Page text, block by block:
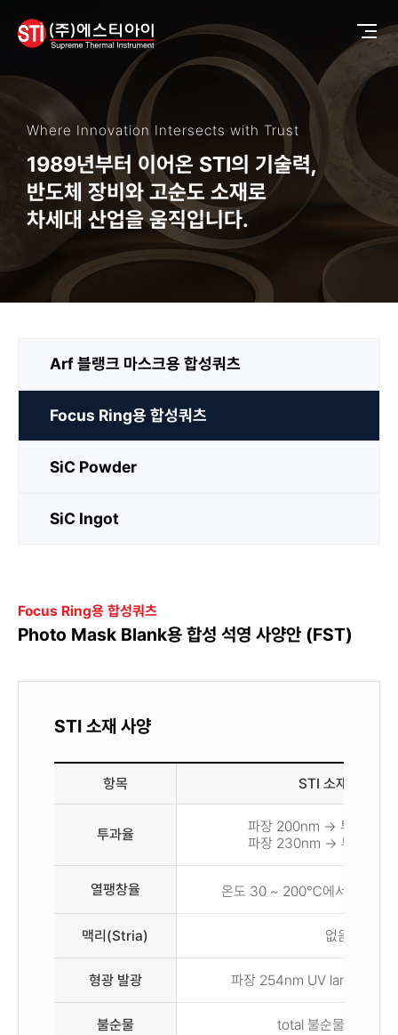
Where Innovation Intersects with Trust
1989년부터 이어온 STI의 기술력,
반도체 장비와 고순도 소재로
차세대 산업을 움직입니다.
Arf 블랭크 마스크용 합성쿼츠
Focus Ring용 합성쿼츠
SiC Powder
SiC Ingot
Focus Ring용 합성쿼츠
Photo Mask Blank용 합성 석영 사양안 (FST)
STI 소재 사양
항목 STI 소재 사양
투과율
파장 200nm → 투과율 :
파장 230nm → 투과율 :
열팽창율 온도 30 ~ 200℃에서 6.0 ×
맥리(Stria) 없음
형광 발광 파장 254nm UV lamp 조사
불순물 total 불순물 : <1ppm